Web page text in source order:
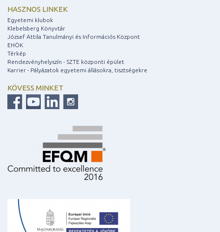
HASZNOS LINKEK
Egyetemi klubok
Klebelsberg Könyvtár
József Attila Tanulmányi és Információs Központ
EHÖK
Térkép
Rendezvényhelyszín - SZTE központi épület
Karrier - Pályázatok egyetemi állásokra, tisztségekre
KÖVESS MINKET